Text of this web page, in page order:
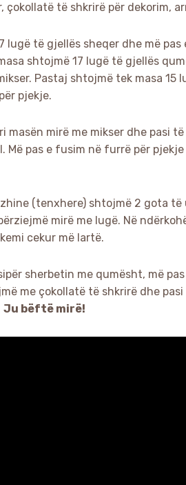
të shkrirë për dekorim,
lugë të gjellës sheqer dhe më pas
shtojmë 17 lugë të gjellës
Pastaj shtojmë tek masa 15
pjekje.
masën mirë me mikser dhe pasi
Më pas e fusim në furrë për
(tenxhere) shtojmë 2 gota të
mirë me lugë. Në
cekur më lartë.
sherbetin me qumësht, më
me çokollatë të shkrirë dhe pasi
Ju bëftë mirë!